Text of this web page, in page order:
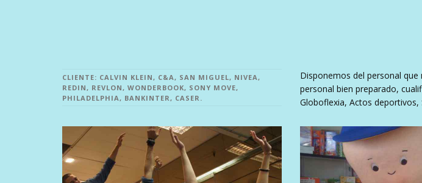
CLIENTE: CALVIN KLEIN, C&A, SAN MIGUEL, NIVEA,
REDIN, REVLON, WONDERBOOK, SONY MOVE,
PHILADELPHIA, BANKINTER, CASER.
Disponemos del personal
personal bien preparado,
Globoflexia, Actos deportivos,